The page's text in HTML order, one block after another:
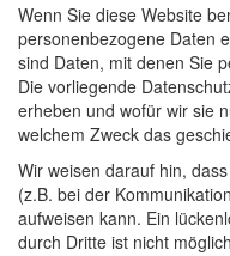
Wenn Sie diese Website
personenbezogene Daten
sind Daten, mit denen Sie
Die vorliegende
erheben und wofür wir sie
welchem Zweck das
Wir weisen darauf hin,
(z.B. bei der
aufweisen kann. Ein
durch Dritte ist nicht